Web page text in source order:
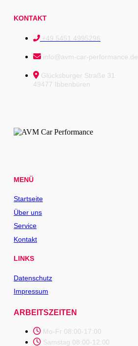
KONTAKT
+49 5451 4995296
info@avm-car-performance.de
Glücksburger Straße 31
49477 Ibbenbüren
MENÜ
Startseite
Über uns
Service
Kontakt
LINKS
Datenschutz
Impressum
ARBEITSZEITEN
Mo-Fr 08:00-17:00
Samstag 08:00-12:00